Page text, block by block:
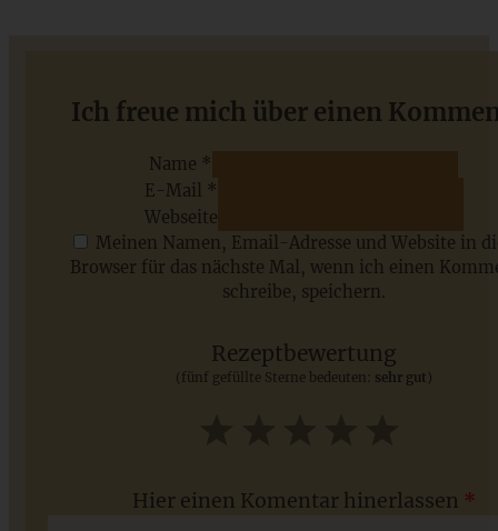
Herbst-Crumble oder Zwetschgen-Crumble mit
Walnüssen (Kristallzuckerfrei)
Saisonale Rezepte im Juli - meine 7 sommerlichen
Ich freue mich über einen
Name *
E-Mail *
Webseite
Meinen Namen, Email-Adresse und Website in
Browser für das nächste Mal, wenn ich einen
schreibe, speichern.
Rezeptbewertung
(fünf gefüllte Sterne bedeuten: sehr gut )
Hier einen Komentar hinerlassen *